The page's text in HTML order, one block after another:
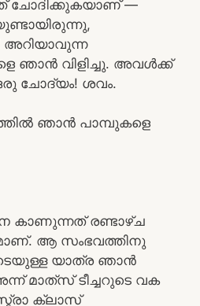
—
അറിയാവുന്ന
ഞാൻ വിളിച്ചു. അവൾക്ക്
ഒരു ചോദ്യം! ശവം.
ഞാൻ പാമ്പുകളെ
കാണുന്നത് രണ്ടാഴ്ച
ആ സംഭവത്തിനു
യാത്ര ഞാൻ
മാത്‌സ് ടീച്ചറുടെ വക
ക്ലാസ്